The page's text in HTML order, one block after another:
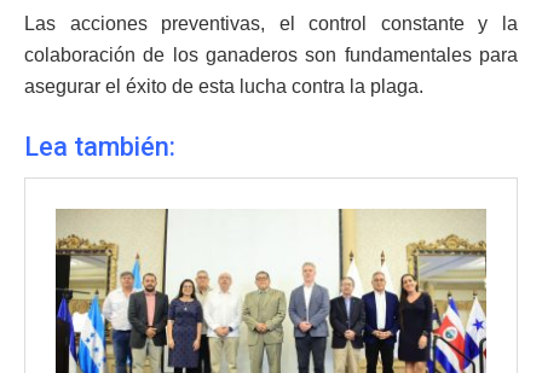
Las acciones preventivas, el control constante y la
colaboración de los ganaderos son fundamentales para
asegurar el éxito de esta lucha contra la plaga.
Lea también: